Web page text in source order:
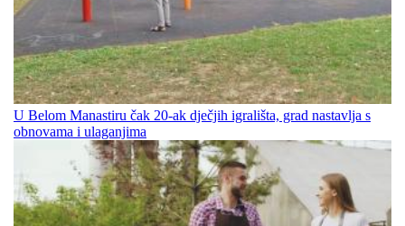
U Belom Manastiru čak 20-ak dječjih igrališta, grad nastavlja s
obnovama i ulaganjima